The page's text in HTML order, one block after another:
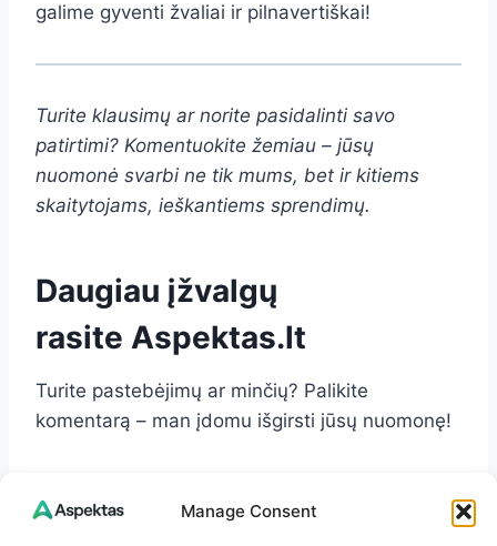
Manage Consent
galime gyventi žvaliai ir pilnavertiškai!
Turite klausimų ar norite pasidalinti savo
patirtimi? Komentuokite žemiau – jūsų
nuomonė svarbi ne tik mums, bet ir kitiems
skaitytojams, ieškantiems sprendimų.
Daugiau įžvalgų
rasite Aspektas.lt
Turite pastebėjimų ar minčių? Palikite
komentarą – man įdomu išgirsti jūsų nuomonę!
daugiau temų
Aspektas.ltsvetainėje. Čia rasite